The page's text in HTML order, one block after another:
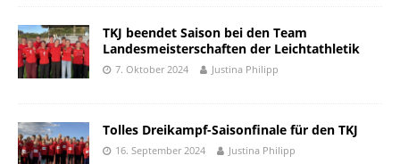
TKJ beendet Saison bei den Team
Landesmeisterschaften der Leichtathletik
7. Oktober 2024 Justina Philipp
Tolles Dreikampf-Saisonfinale für den TKJ
16. September 2024 Justina Philipp